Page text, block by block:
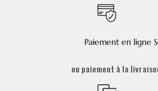
Paiement en ligne
ou paiement à la